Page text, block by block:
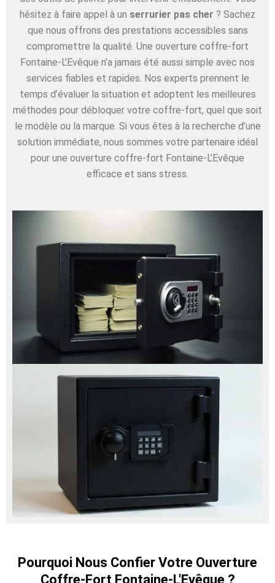
hésitez à faire appel à un serrurier pas cher ? Sachez
que nous offrons des prestations accessibles sans
compromettre la qualité. Une ouverture coffre-fort
Fontaine-L’Evêque n’a jamais été aussi simple avec nos
services fiables et rapides. Nos experts prennent le
temps d’évaluer la situation et adoptent les meilleures
méthodes pour débloquer votre coffre-fort, quel que soit
le modèle ou la marque. Si vous êtes à la recherche d’une
solution immédiate, nous sommes votre partenaire idéal
pour une ouverture coffre-fort Fontaine-L’Evêque
efficace et sans stress.
Pourquoi Nous Confier Votre Ouverture
Coffre-Fort Fontaine-L'Evêque ?